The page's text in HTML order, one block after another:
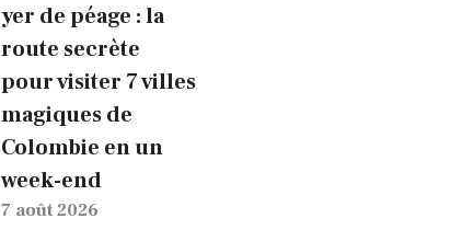
yer de péage : la
route secrète
pour visiter 7 villes
magiques de
Colombie en un
week-end
7 août 2026